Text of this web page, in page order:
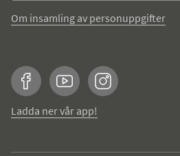
Om insamling av personuppgifter
FacebookYouTubeInstagram
Ladda ner vår app!